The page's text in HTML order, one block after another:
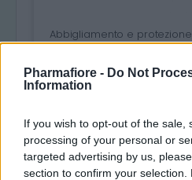
Pharmafiore - Do Not
Information
If you wish to opt-out of the sale,
processing of your personal or
targeted advertising by us,
section to confirm your
Abbigliamento e
Guanti sterili monouso
polvere - misura 6/7/8
Guanti chirurgici sterili
sintetico e superficie
lungo anti-